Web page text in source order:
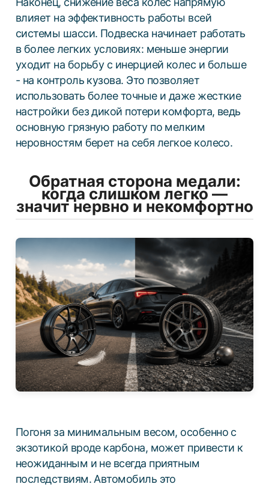
влияет на эффективность работы всей
системы шасси. Подвеска начинает работать
в более легких условиях: меньше энергии
уходит на борьбу с инерцией колес и больше
- на контроль кузова. Это позволяет
использовать более точные и даже жесткие
настройки без дикой потери комфорта, ведь
основную грязную работу по мелким
неровностям берет на себя легкое колесо.
Обратная сторона медали:
когда слишком легко —
значит нервно и некомфортно
Погоня за минимальным весом, особенно с
экзотикой вроде карбона, может привести к
неожиданным и не всегда приятным
последствиям. Автомобиль это